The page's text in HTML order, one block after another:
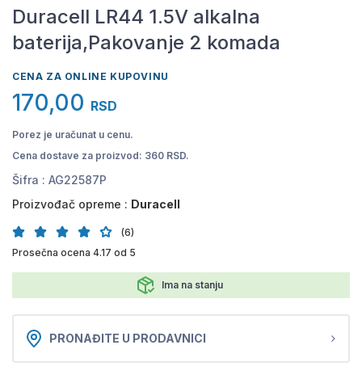
Duracell LR44 1.5V alkalna
baterija,Pakovanje 2 komada
CENA ZA ONLINE KUPOVINU
170,00 RSD
Porez je uračunat u cenu.
Cena dostave za proizvod: 360 RSD.
Šifra : AG22587P
Proizvođač opreme : Duracell
(6)
Prosečna ocena 4.17 od 5
Ima na stanju
PRONAĐITE U PRODAVNICI